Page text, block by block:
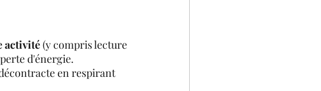
activité (y compris lecture
d'énergie.
en respirant